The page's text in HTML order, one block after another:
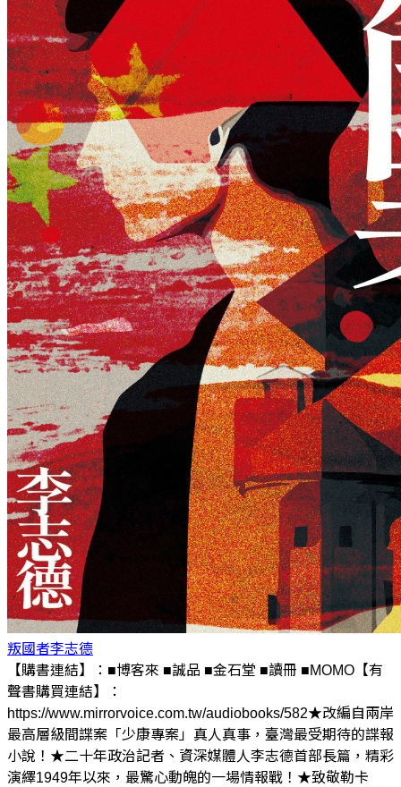
叛國者李志德
【購書連結】：■博客來 ■誠品 ■金石堂 ■讀冊 ■MOMO【有
聲書購買連結】：
https://www.mirrorvoice.com.tw/audiobooks/582★改編自兩岸
最高層級間諜案「少康專案」真人真事，臺灣最受期待的諜報
小說！★二十年政治記者、資深媒體人李志德首部長篇，精彩
演繹1949年以來，最驚心動魄的一場情報戰！★致敬勒卡